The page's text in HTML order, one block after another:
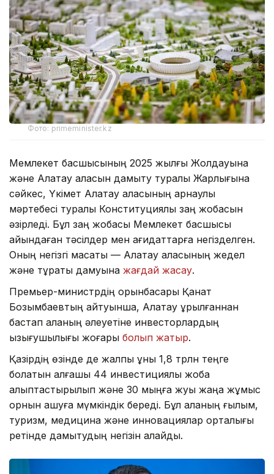
Фото: primeminister.kz
Мемлекет басшысының 2025 жылғы Жолдауына
және Алатау қаласын дамыту туралы Жарлығына
сәйкес, Үкімет Алатау қаласының арнаулы
мәртебесі туралы Конституциялық заң жобасын
әзірледі. Бұл заң жобасы Мемлекет басшысы
айқындаған тәсілдер мен қағидаттарға негізделген.
Оның негізгі мақсаты — Алатау қаласының жедел
және тұрақты дамуына жағдай жасау.
Премьер-министрдің орынбасары Қанат
Бозымбаевтың айтуынша, Алатау құрылғаннан
бастап қаланың әлеуетіне инвесторлардың
қызығушылығы жоғары болып жатыр.
Қазірдің өзінде де жалпы құны 1,8 трлн теңге
болатын алғашқы 44 инвестициялық жоба
қалыптастырылып және 30 мыңға жуық жаңа жұмыс
орнын ашуға мүмкіндік береді. Бұл қаланың ғылым,
туризм, медицина және инновациялар орталығы
ретінде дамытудың негізін қалайды.